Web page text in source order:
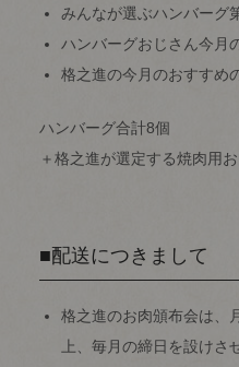
みんなが選ぶハンバーグ
ハンバーグおじさん今月
格之進の今月のおすすめ
ハンバーグ合計8個
＋格之進が選定する焼肉用
■配送につきまして
格之進のお肉頒布会は、
上、毎月の締日を設けさ